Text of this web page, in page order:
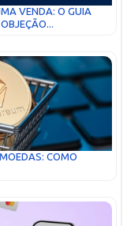
VENDA: O GUIA
COMO